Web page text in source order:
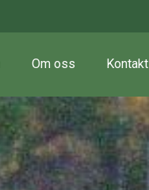
Om oss Kontakt